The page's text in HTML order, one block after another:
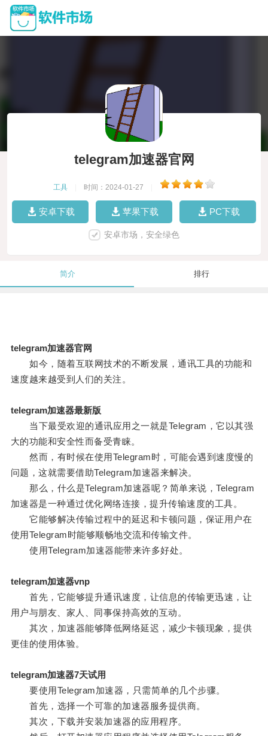
telegram加速器官网
工具 时间：2024-01-27
安卓下载 苹果下载 PC下载
安卓市场，安全绿色
简介 排行
telegram加速器官网
如今，随着互联网技术的不断发展，通讯工具的功能和
速度越来越受到人们的关注。
telegram加速器最新版
当下最受欢迎的通讯应用之一就是Telegram，它以其强
大的功能和安全性而备受青睐。
然而，有时候在使用Telegram时，可能会遇到速度慢的
问题，这就需要借助Telegram加速器来解决。
那么，什么是Telegram加速器呢？简单来说，Telegram
加速器是一种通过优化网络连接，提升传输速度的工具。
它能够解决传输过程中的延迟和卡顿问题，保证用户在
使用Telegram时能够顺畅地交流和传输文件。
使用Telegram加速器能带来许多好处。
telegram加速器vnp
首先，它能够提升通讯速度，让信息的传输更迅速，让
用户与朋友、家人、同事保持高效的互动。
其次，加速器能够降低网络延迟，减少卡顿现象，提供
更佳的使用体验。
telegram加速器7天试用
要使用Telegram加速器，只需简单的几个步骤。
首先，选择一个可靠的加速器服务提供商。
其次，下载并安装加速器的应用程序。